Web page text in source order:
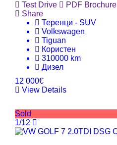
Test Drive
PDF Brochure
Share
Теренци - SUV
Volkswagen
Tiguan
Користен
310000 km
Дизел
12 000€
View Details
Sold
1/12